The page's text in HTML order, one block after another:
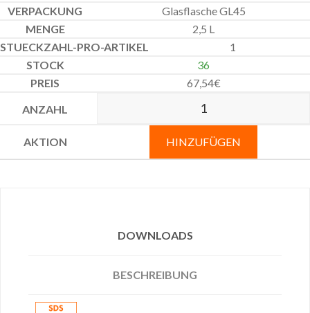
Glasflasche GL45
2,5 L
1
36
67,54€
HINZUFÜGEN
DOWNLOADS
BESCHREIBUNG